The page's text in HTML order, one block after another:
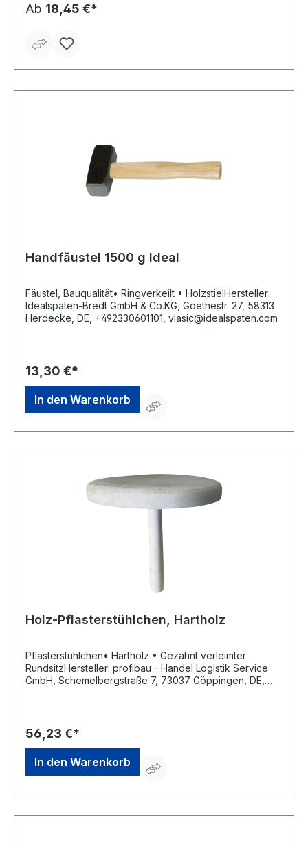
Ab 18,45 €*
Handfäustel 1500 g Ideal
Fäustel, Bauqualität• Ringverkeilt • HolzstielHersteller:
Idealspaten-Bredt GmbH & Co.KG, Goethestr. 27, 58313
Herdecke, DE, +492330601101, vlasic@idealspaten.com
13,30 €*
In den Warenkorb
Holz-Pflasterstühlchen, Hartholz
Pflasterstühlchen• Hartholz • Gezahnt verleimter
RundsitzHersteller: profibau - Handel Logistik Service
GmbH, Schemelbergstraße 7, 73037 Göppingen, DE,
56,23 €*
In den Warenkorb